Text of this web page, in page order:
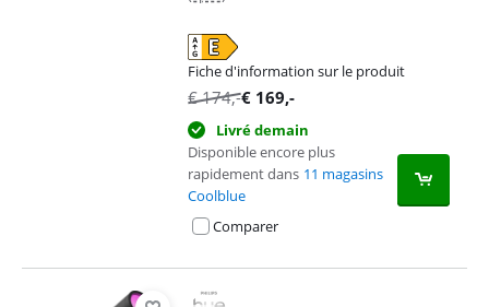
Fiche d'information sur le produit
s'ouvre dans un nouvel onglet
€174,-€ 169,-
Livré demain
Disponible encore plus
rapidement dans 11 magasins
Coolblue
Comparer